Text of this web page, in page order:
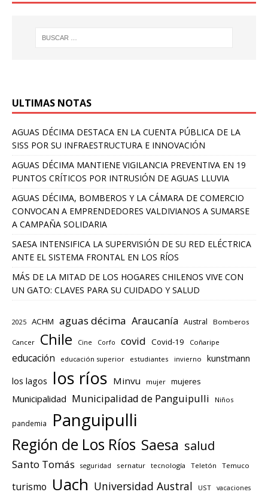
ULTIMAS NOTAS
AGUAS DÉCIMA DESTACA EN LA CUENTA PÚBLICA DE LA
SISS POR SU INFRAESTRUCTURA E INNOVACIÓN
AGUAS DÉCIMA MANTIENE VIGILANCIA PREVENTIVA EN 19
PUNTOS CRÍTICOS POR INTRUSIÓN DE AGUAS LLUVIA
AGUAS DÉCIMA, BOMBEROS Y LA CÁMARA DE COMERCIO
CONVOCAN A EMPRENDEDORES VALDIVIANOS A SUMARSE
A CAMPAÑA SOLIDARIA
SAESA INTENSIFICA LA SUPERVISIÓN DE SU RED ELÉCTRICA
ANTE EL SISTEMA FRONTAL EN LOS RÍOS
MÁS DE LA MITAD DE LOS HOGARES CHILENOS VIVE CON
UN GATO: CLAVES PARA SU CUIDADO Y SALUD
2025 ACHM aguas décima Araucanía Austral Bomberos
Cancer Chile Cine Corfo covid Covid-19 Coñaripe
educación educación superior estudiantes invierno kunstmann
los lagos los ríos Minvu mujer mujeres
Municipalidad Municipalidad de Panguipulli Niños
pandemia Panguipulli
Región de Los Ríos Saesa salud
Santo Tomás seguridad sernatur tecnología Teletón Temuco
turismo Uach Universidad Austral UST vacaciones